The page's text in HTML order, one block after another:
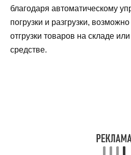
благодаря автоматическому
погрузки и разгрузки,
отгрузки товаров на складе
средстве.